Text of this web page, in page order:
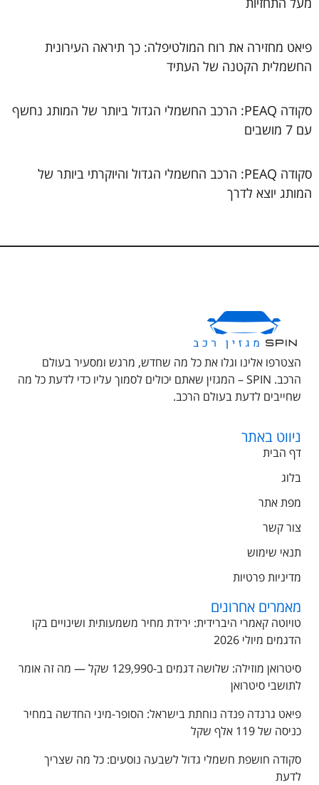
פיאט מחזירה את רוח המולטיפלה: כך תיראה העירונית
החשמלית הקטנה של העתיד
סקודה PEAQ: הרכב החשמלי הגדול ביותר של המותג נחשף
עם 7 מושבים
סקודה PEAQ: הרכב החשמלי הגדול והיוקרתי ביותר של
המותג יוצא לדרך
הצטרפו אלינו וגלו את כל מה שחדש, מרגש ומסעיר בעולם
הרכב. SPIN – המגזין שאתם יכולים לסמוך עליו כדי לדעת כל מה
שחייבים לדעת בעולם הרכב.
ניווט באתר
דף הבית
בלוג
מפת אתר
צור קשר
תנאי שימוש
מדיניות פרטיות
מאמרים אחרונים
טויוטה קאמרי היברידית: ירידת מחיר משמעותית ושינויים בקו
הדגמים מיולי 2026
סיטרואן מוזילה: שלושה דגמים ב-129,990 שקל — מה זה אומר
לתושבי סיטרואן
פיאט גרנדה פנדה נוחתת בישראל: הסופר-מיני החדשה במחיר
כניסה של 119 אלף שקל
סקודה חושפת חשמלי גדול לשבעה נוסעים: כל מה שצריך
לדעת